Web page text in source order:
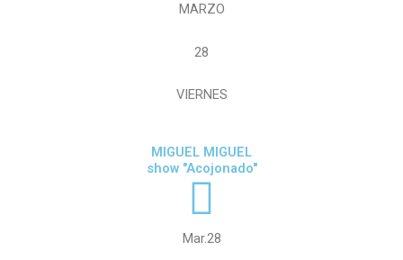
MARZO
28
VIERNES
MIGUEL MIGUEL
show "Acojonado"
Mar.28